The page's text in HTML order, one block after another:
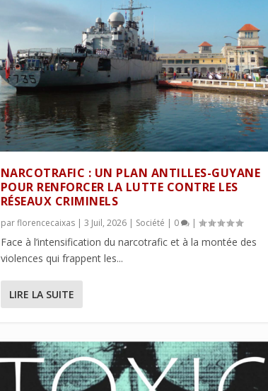
NARCOTRAFIC : UN PLAN ANTILLES-GUYANE
POUR RENFORCER LA LUTTE CONTRE LES
RÉSEAUX CRIMINELS
parflorencecaixas| 3 Juil, 2026| Société | 0 |
Face à l’intensification du narcotrafic et à la montée des
violences qui frappent les...
LIRE LA SUITE